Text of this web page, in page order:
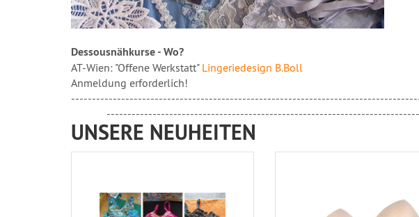
Dessousnähkurse - Wo?
AT-Wien: "Offene Werkstatt" Lingeriedesign B.Boll
Anmeldung erforderlich!
UNSERE NEUHEITEN